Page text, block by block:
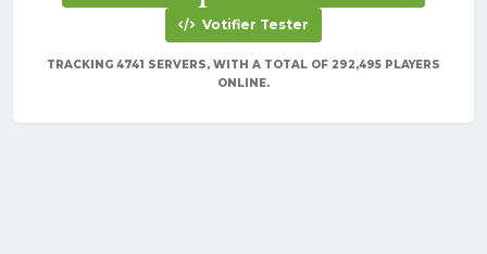
Votifier Tester
TRACKING 4741 SERVERS, WITH A TOTAL OF 292,495 PLAYERS
ONLINE.